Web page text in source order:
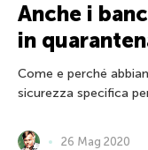
Anche i
in
Come e perché
sicurezza specifica
26 Mag 2020